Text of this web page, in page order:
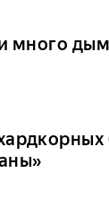
много